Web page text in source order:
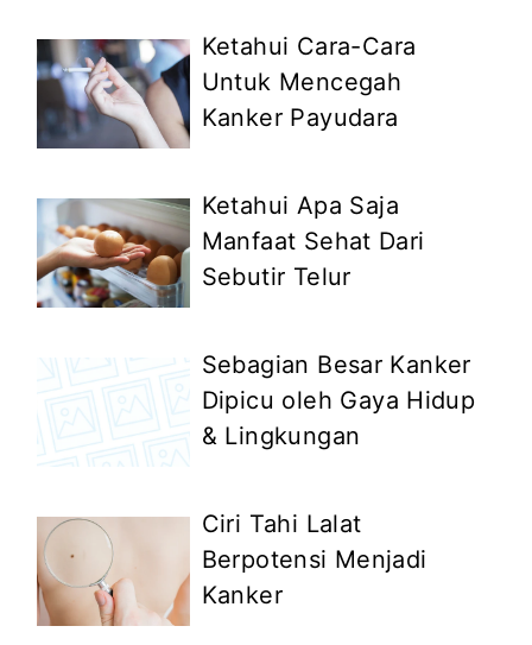
Ketahui Cara-Cara
Untuk Mencegah
Kanker Payudara
Ketahui Apa Saja
Manfaat Sehat Dari
Sebutir Telur
Sebagian Besar Kanker
Dipicu oleh Gaya Hidup
& Lingkungan
Ciri Tahi Lalat
Berpotensi Menjadi
Kanker